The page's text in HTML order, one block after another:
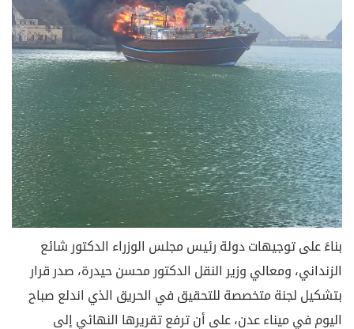
بناءً على توجيهات دولة رئيس مجلس الوزراء الدكتور شائع
الزنداني، ومعالي وزير النقل الدكتور محسن حيدرة، صدر قرار
بتشكيل لجنة متخصصة للتحقيق في الحريق الذي اندلع صباح
اليوم في ميناء عدن، على أن ترفع تقريرها النهائي إلى